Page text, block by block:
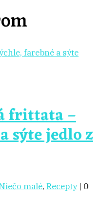
frittata –
sýte jedlo z
malé, Recepty | 0